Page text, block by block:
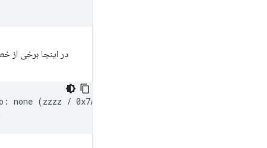
در اینجا برخی از
none (zzzz / 0x7A7A7A7A